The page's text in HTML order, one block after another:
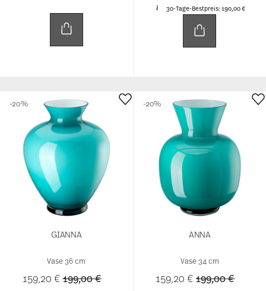
30-Tage-Bestpreis:190,00 €
GIANNA
Vase 36 cm
159,20 €Price reduced from
199,00 €to
-20%
ANNA
Vase 34 cm
159,20 €Price reduced
199,00 €to
-20%